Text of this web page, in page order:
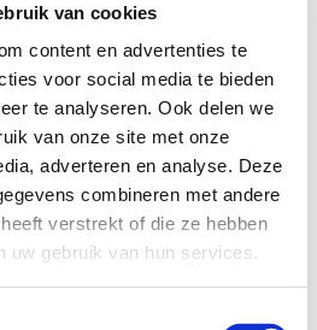
van cookies
content en advertenties te
voor social media te bieden
te analyseren. Ook delen we
van onze site met onze
adverteren en analyse. Deze
combineren met andere
verstrekt of die ze hebben
uw gebruik van hun services.